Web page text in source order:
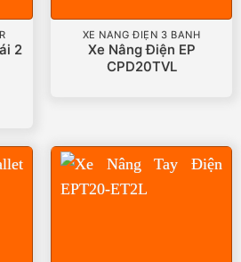
2
XE NÂNG ĐIỆN 3 BÁNH
Xe Nâng Điện EP
CPD20TVL